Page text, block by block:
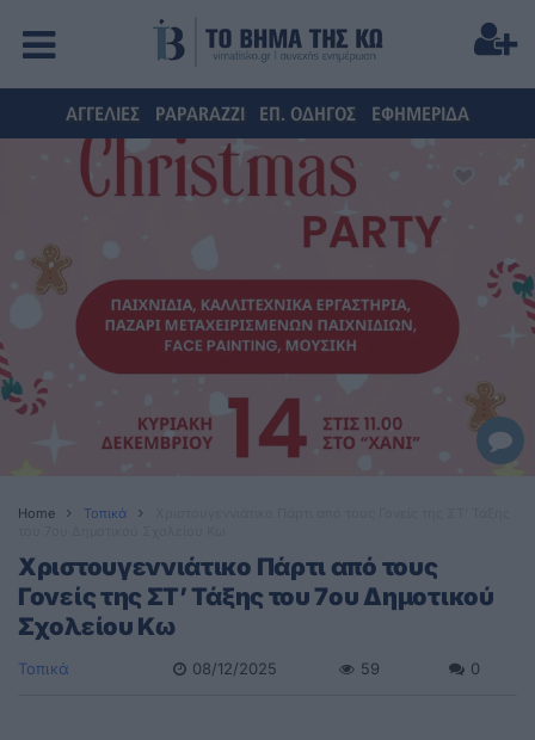
ΑΓΓΕΛΙΕΣ PAPARAZZI ΕΠ. ΟΔΗΓΟΣ ΕΦΗΜΕΡΙΔΑ
Home Τοπικά
Χριστουγεννιάτικο Πάρτι από τους
Γονείς της ΣΤ’ Τάξης του 7ου Δημοτικού
Σχολείου Κω
Τοπικά 08/12/2025 59 0